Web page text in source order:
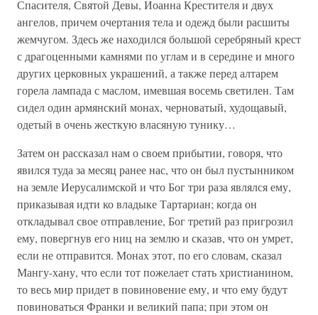
Спасителя, Святой Девы, Иоанна Крестителя и двух
ангелов, причем очертания тела и одежд были расшиты
жемчугом. Здесь же находился большой серебряный крест
с драгоценными камнями по углам и в середине и много
других церковных украшений, а также перед алтарем
горела лампада с маслом, имевшая восемь светилен. Там
сидел один армянский монах, черноватый, худощавый,
одетый в очень жесткую власяную тунику…
Затем он рассказал нам о своем прибытии, говоря, что
явился туда за месяц ранее нас, что он был пустынником
на земле Иерусалимской и что Бог три раза являлся ему,
приказывая идти ко владыке Тартариан; когда он
откладывал свое отправление, Бог третий раз пригрозил
ему, повергнув его ниц на землю и сказав, что он умрет,
если не отправится. Монах этот, по его словам, сказал
Мангу-хану, что если тот пожелает стать христианином,
то весь мир придет в повиновение ему, и что ему будут
повиноваться Франки и великий папа; при этом он